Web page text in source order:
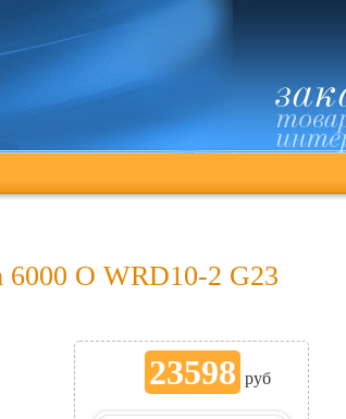
6000 O WRD10-2 G23
23598 руб